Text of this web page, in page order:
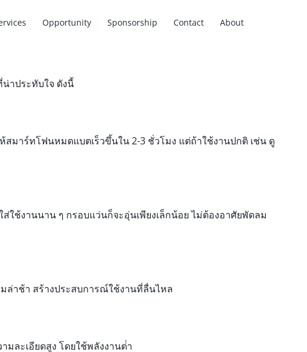
Opportunity Sponsorship Contact About
าประทับใจ ดังนี้
มาร์ทโฟนหมดแบตเร็วขึ้นใน 2-3 ชั่วโมง แต่ถ้าใช้งานปกติ เช่น ดู
ช้งานนาน ๆ กรอบแว่นก็จะอุ่นเพียงเล็กน้อย ไม่ต้องอาศัยพัดลม
ล่าช้า สร้างประสบการณ์ใช้งานที่ลื่นไหล
ละเอียดสูง โดยใช้พลังงานต่ํา